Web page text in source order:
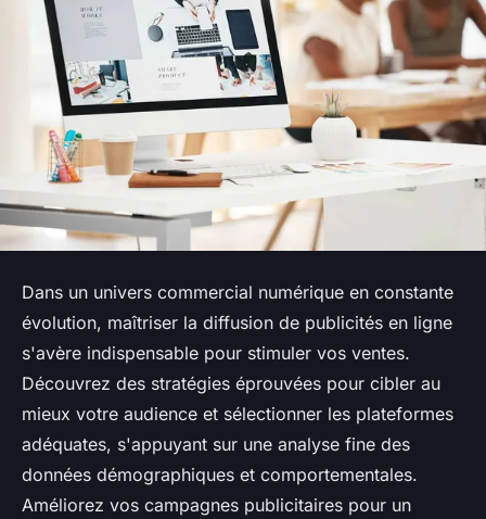
Dans un univers commercial numérique en constante
évolution, maîtriser la diffusion de publicités en ligne
s'avère indispensable pour stimuler vos ventes.
Découvrez des stratégies éprouvées pour cibler au
mieux votre audience et sélectionner les plateformes
adéquates, s'appuyant sur une analyse fine des
données démographiques et comportementales.
Améliorez vos campagnes publicitaires pour un